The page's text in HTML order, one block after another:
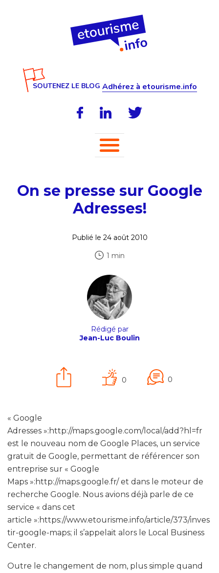
SOUTENEZ LE BLOG Adhérez à etourisme.info
On se presse sur Google
Adresses!
Publié le 24 août 2010
1 min
Rédigé par
Jean-Luc Boulin
0 0
« Google
Adresses »:http://maps.google.com/local/add?hl=fr
est le nouveau nom de Google Places, un service
gratuit de Google, permettant de référencer son
entreprise sur « Google
Maps »:http://maps.google.fr/ et dans le moteur de
recherche Google. Nous avions déjà parle de ce
service « dans cet
article »:https://www.etourisme.info/article/373/inves
tir-google-maps; il s’appelait alors le Local Business
Center.
Outre le changement de nom, plus simple quand